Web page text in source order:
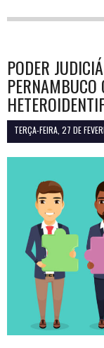
PODER
TERÇA-FEIRA, 27 DE